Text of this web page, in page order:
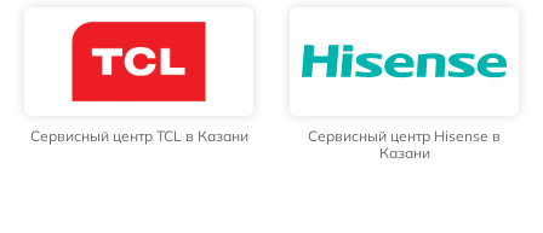
Сервисный центр TCL в Казани
Сервисный центр Hisense в
Казани